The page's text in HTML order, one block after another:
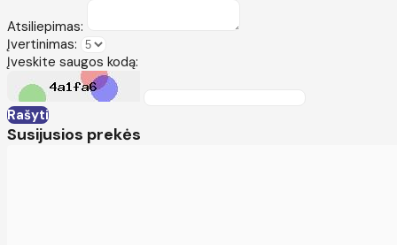
Atsiliepimas:
Įvertinimas:
Įveskite saugos kodą:
Rašyti
Susijusios prekės